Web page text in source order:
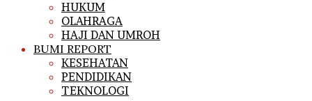
HUKUM
OLAHRAGA
HAJI DAN UMROH
BUMI REPORT
KESEHATAN
PENDIDIKAN
TEKNOLOGI